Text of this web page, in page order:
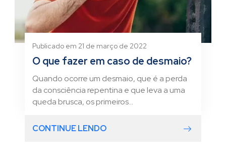
Publicado em 21 de março de 2022
O que fazer em caso de desmaio?
Quando ocorre um desmaio, que é a perda
da consciência repentina e que leva a uma
queda brusca, os primeiros...
CONTINUE LENDO